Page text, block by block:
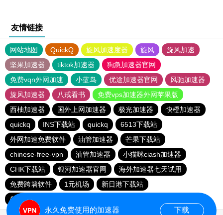
友情链接
网站地图 QuickQ 旋风加速度器 旋风
旋风加速
坚果加速器
tiktok加速器
狗急加速器官网
免费vqn外网加速
小蓝鸟 优途加速器官网
风驰加速器
旋风加速器
八戒看书
免费vps加速器外网苹果版
西柚加速器
国外上网加速器 极光加速器
快橙加速器
quickq
INS下载站 quickq
6513下载站
外网加速免费软件
油管加速器
芒果下载站
chinese-free-vpn
油管加速器
小猫咪ciash加速器
CHK下载站
银河加速器官网
海外加速器七天试用
免费跨墙软件
1元机场
新日港下载站
每天试用一小时加速器
永久免费使用的加速器 下载